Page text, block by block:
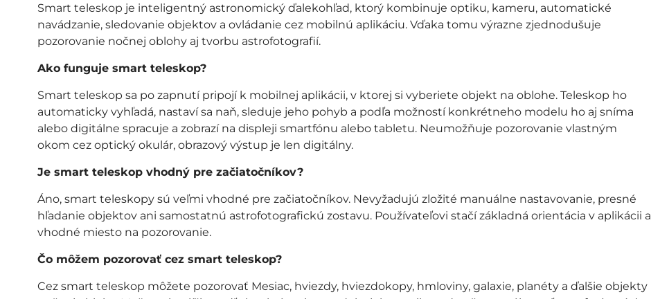
Smart teleskop je inteligentný astronomický ďalekohľad, ktorý kombinuje optiku, kameru, automatické
navádzanie, sledovanie objektov a ovládanie cez mobilnú aplikáciu. Vďaka tomu výrazne zjednodušuje
pozorovanie nočnej oblohy aj tvorbu astrofotografií.
Ako funguje smart teleskop?
Smart teleskop sa po zapnutí pripojí k mobilnej aplikácii, v ktorej si vyberiete objekt na oblohe. Teleskop ho
automaticky vyhľadá, nastaví sa naň, sleduje jeho pohyb a podľa možností konkrétneho modelu ho aj sníma
alebo digitálne spracuje a zobrazí na displeji smartfónu alebo tabletu. Neumožňuje pozorovanie vlastným
okom cez optický okulár, obrazový výstup je len digitálny.
Je smart teleskop vhodný pre začiatočníkov?
Áno, smart teleskopy sú veľmi vhodné pre začiatočníkov. Nevyžadujú zložité manuálne nastavovanie, presné
hľadanie objektov ani samostatnú astrofotografickú zostavu. Používateľovi stačí základná orientácia v aplikácii a
vhodné miesto na pozorovanie.
Čo môžem pozorovať cez smart teleskop?
Cez smart teleskop môžete pozorovať Mesiac, hviezdy, hviezdokopy, hmloviny, galaxie, planéty a ďalšie objekty